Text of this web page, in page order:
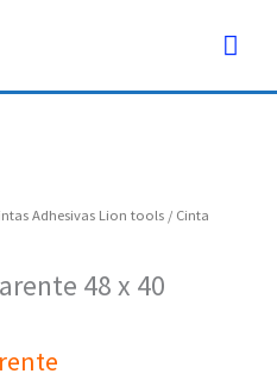
Adhesivas Lion tools / Cinta
48 x 40